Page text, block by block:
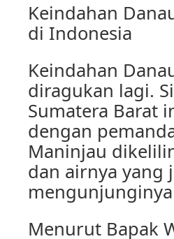
Keindahan
di Indonesia
Keindahan
diragukan lagi.
Sumatera Barat
dengan
Maninjau
dan airnya yang
Menurut Bapak